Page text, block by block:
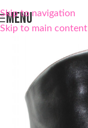
Skip to navigation
Skip to main content
MENU